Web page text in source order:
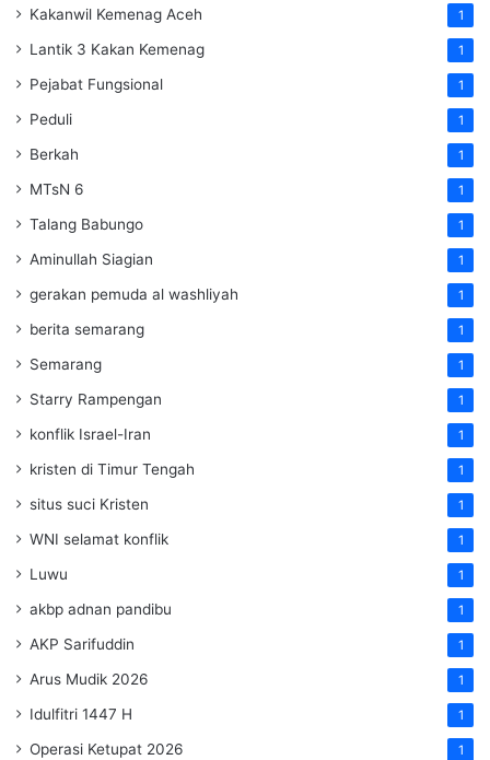
Kakanwil Kemenag Aceh 1
Lantik 3 Kakan Kemenag 1
Pejabat Fungsional 1
Peduli 1
Berkah 1
MTsN 6 1
Talang Babungo 1
Aminullah Siagian 1
gerakan pemuda al washliyah 1
berita semarang 1
Semarang 1
Starry Rampengan 1
konflik Israel-Iran 1
kristen di Timur Tengah 1
situs suci Kristen 1
WNI selamat konflik 1
Luwu 1
akbp adnan pandibu 1
AKP Sarifuddin 1
Arus Mudik 2026 1
Idulfitri 1447 H 1
Operasi Ketupat 2026 1